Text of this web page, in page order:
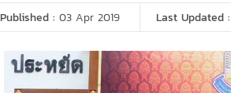
Published : 03 Apr 2019 Last Updated :